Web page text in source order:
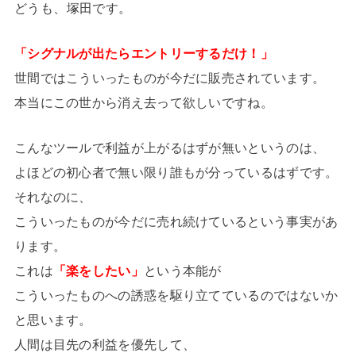
どうも、塚田です。
「シグナルが出たらエントリーするだけ！」
世間ではこういったものが今だに販売されています。
本当にこの世から消え去って欲しいですね。
こんなツールで利益が上がるはずが無いというのは、
よほどの初心者で無い限り誰もが分っているはずです。
それなのに、
こういったものが今だに売れ続けているという事実があ
ります。
これは 「楽をしたい」 という本能が
こういったものへの誘惑を駆り立てているのではないか
と思います。
人間は目先の利益を優先して、